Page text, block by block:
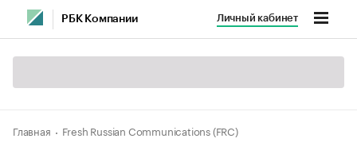
РБК Компании Личный кабинет
Главная Fresh Russian Communications (FRC)